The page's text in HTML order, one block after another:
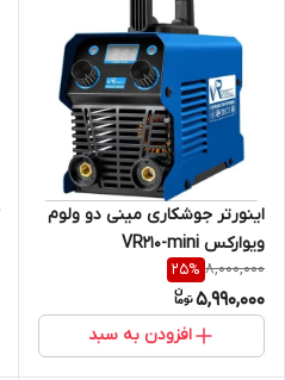
اینورتر جوشکاری مینی دو ولوم
ویوارکس VR210-mini
8,000,000
25%
5,990,000
افزودن به سبد